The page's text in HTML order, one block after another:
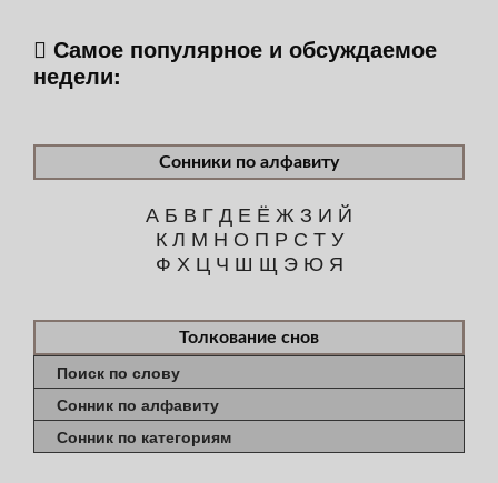
Самое популярное и обсуждаемое
недели:
Сонники по алфавиту
А Б В ГД Е Ё Ж З И Й
К Л М Н О П Р С Т У
Ф Х Ц Ч Ш Щ Э Ю Я
Толкование снов
Поиск по слову
Сонник по алфавиту
Сонник по категориям